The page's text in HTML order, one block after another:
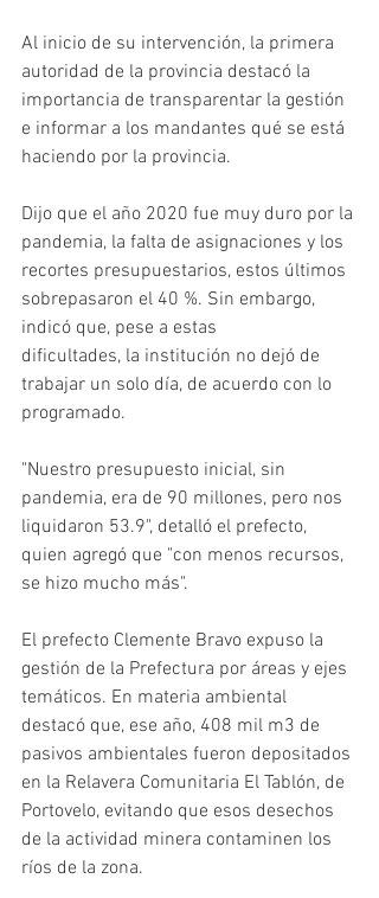
Al inicio de su intervención, la primera
autoridad de la provincia destacó la
importancia de transparentar la gestión
e informar a los mandantes qué se está
haciendo por la provincia.
Dijo que el año 2020 fue muy duro por la
pandemia, la falta de asignaciones y los
recortes presupuestarios, estos últimos
sobrepasaron el 40 %. Sin embargo,
indicó que, pese a estas
dificultades, la institución no dejó de
trabajar un solo día, de acuerdo con lo
programado.
"Nuestro presupuesto inicial, sin
pandemia, era de 90 millones, pero nos
liquidaron 53.9", detalló el prefecto,
quien agregó que "con menos recursos,
se hizo mucho más".
El prefecto Clemente Bravo expuso la
gestión de la Prefectura por áreas y ejes
temáticos. En materia ambiental
destacó que, ese año, 408 mil m3 de
pasivos ambientales fueron depositados
en la Relavera Comunitaria El Tablón, de
Portovelo, evitando que esos desechos
de la actividad minera contaminen los
ríos de la zona.